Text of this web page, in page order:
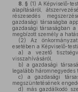
8. § (1) A Képviselő-
alapításáról,
részesedés
gazdasági társaságba
gazdasági társaságban
megbízott személy a
(2) Az
esetében a Képviselő-
a) a vezető
visszahívásáról,
b) a gazdasági
legalább háromnegyedes
c) a gazdasági
megszüntetésének
d) más gazdálkodó